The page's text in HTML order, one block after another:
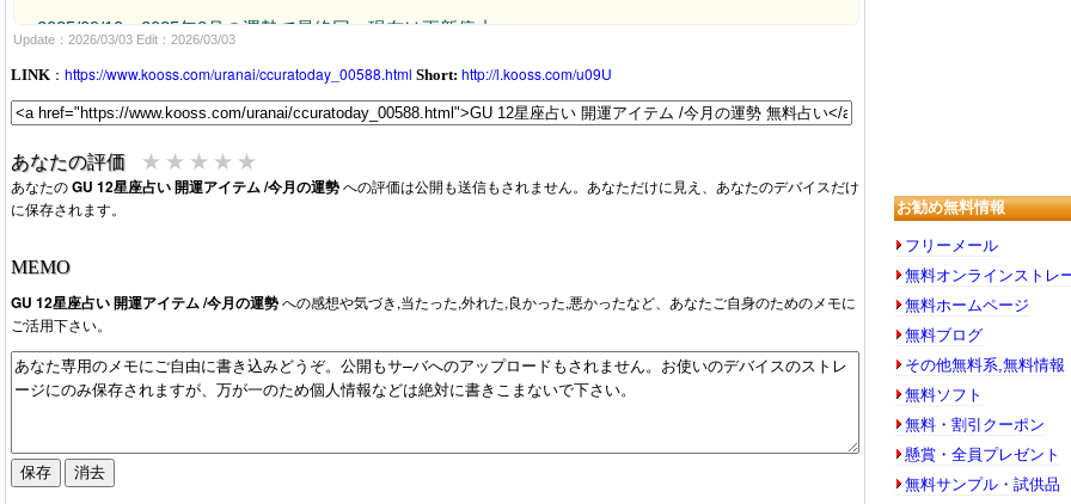
2025/09/10：2025年8月の運勢で最終回。現在は更新停止。
2025/06/27：来月2025年7月の運勢が公開。URL更新。今月は更新が早いようです。
2025/06/01：今月2025年6月の運勢が公開。URL更新。
Update：2026/03/03 Edit：2026/03/03
LINK ： https://www.kooss.com/uranai/ccuratoday_00588.html Short: http://l.kooss.com/u09U
あなたの評価 ★ ★ ★ ★ ★
あなたのGU 12星座占い 開運アイテム /今月の運勢への評価は公開も送信もされません。あなただけに見え、あなたのデバイスだけ
に保存されます。
MEMO
GU 12星座占い 開運アイテム /今月の運勢への感想や気づき,当たった,外れた,良かった,悪かったなど、あなたご自身のためのメモに
ご活用下さい。
お勧め無料情報
フリーメール
無料オンラインストレ
無料ホームページ
無料ブログ
その他無料系,無料情報
無料ソフト
無料・割引クーポン
懸賞・全員プレゼント
無料サンプル・試供品